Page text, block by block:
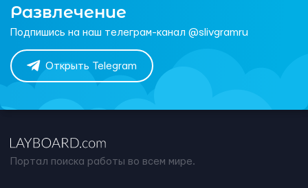
Развлечение
Подпишись на наш телеграм-канал @slivgramru
Открыть Telegram
Портал поиска работы во всем мире.